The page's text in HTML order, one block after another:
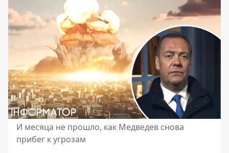
И месяца не прошло, как Медведев снова
прибег к угрозам